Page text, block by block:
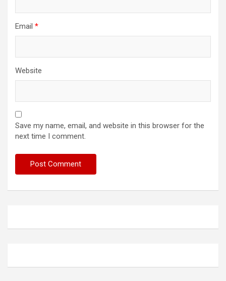
Email *
Website
Save my name, email, and website in this browser for the
next time I comment.